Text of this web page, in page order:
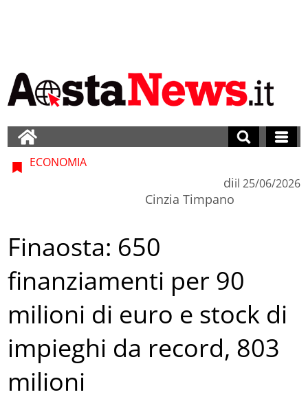
ECONOMIA
di
Cinzia Timpano
il 25/06/2026
Finaosta: 650
finanziamenti per 90
milioni di euro e stock di
impieghi da record, 803
milioni